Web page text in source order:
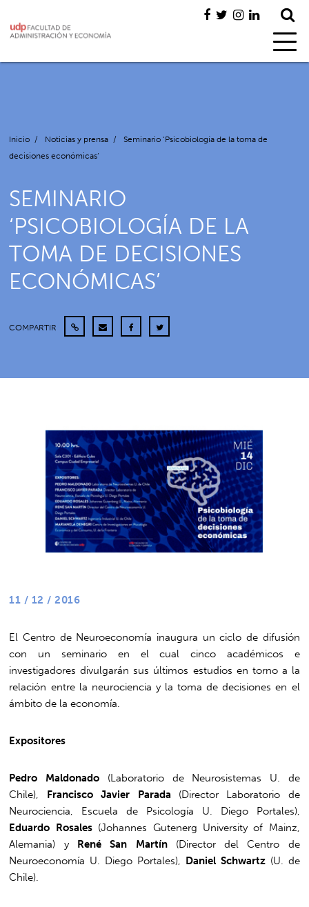
Inicio / Noticias y prensa /
Seminario ‘Psicobiología de la toma de
decisiones económicas’
SEMINARIO
‘PSICOBIOLOGÍA DE LA
TOMA DE DECISIONES
ECONÓMICAS’
COMPARTIR
11 / 12 / 2016
El Centro de Neuroeconomía inaugura un ciclo de difusión
con un seminario en el cual cinco académicos e
investigadores divulgarán sus últimos estudios en torno a la
relación entre la neurociencia y la toma de decisiones en el
ámbito de la economía.
Expositores
Pedro Maldonado (Laboratorio de Neurosistemas U. de
Chile), Francisco Javier Parada (Director Laboratorio de
Neurociencia, Escuela de Psicología U. Diego Portales),
Eduardo Rosales(Johannes Gutenerg University of Mainz,
Alemania) y René San Martín(Director del Centro de
Neuroeconomía U. Diego Portales), Daniel Schwartz(U. de
Chile).